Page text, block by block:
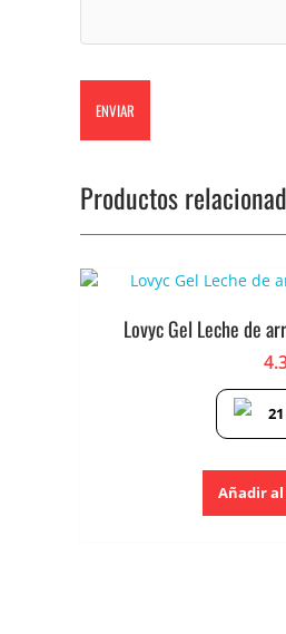
Productos
Lovyc Gel Leche de
21
Añadir